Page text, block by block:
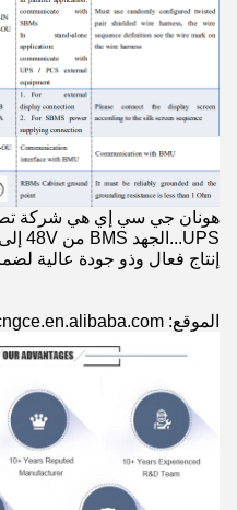
إنتاج فعال وذو جودة عالية
الموقع: https://cngce.en.alibaba.com